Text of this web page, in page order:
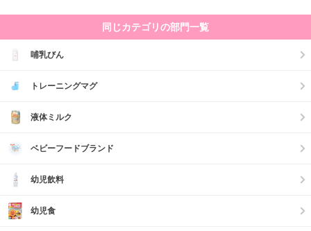
同じカテゴリの部門一覧
哺乳びん
トレーニングマグ
液体ミルク
ベビーフードブランド
幼児飲料
幼児食